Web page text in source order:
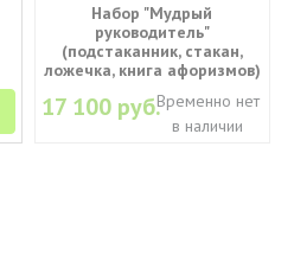
Набор "Мудрый
руководитель"
(подстаканник, стакан,
ложечка, книга афоризмов)
17 100 руб.Временно нет
в наличии